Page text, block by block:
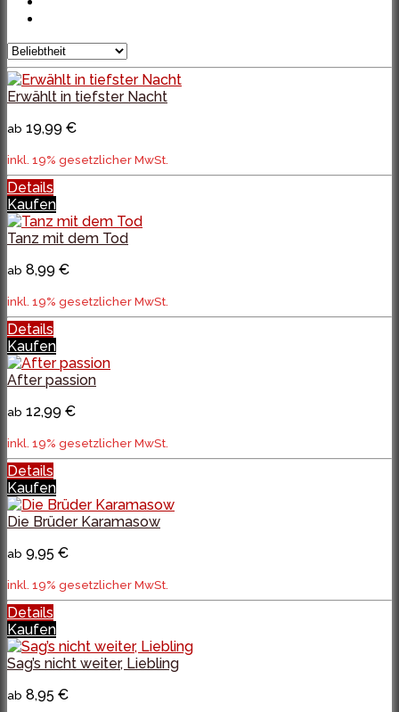
Erwählt in tiefster Nacht
ab 19,99 €
inkl. 19% gesetzlicher MwSt.
Details
Kaufen
Tanz mit dem Tod
ab 8,99 €
inkl. 19% gesetzlicher MwSt.
Details
Kaufen
After passion
ab 12,99 €
inkl. 19% gesetzlicher MwSt.
Details
Kaufen
Die Brüder Karamasow
ab 9,95 €
inkl. 19% gesetzlicher MwSt.
Details
Kaufen
Sag’s nicht weiter, Liebling
ab 8,95 €